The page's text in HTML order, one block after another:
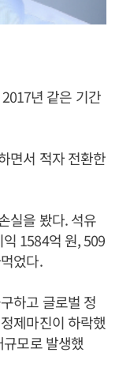
년 같은 기간
면서 적자 전환한
실을 봤다. 석유
1584억 원, 509
었다.
하고 글로벌 정
제마진이 하락했
모로 발생했